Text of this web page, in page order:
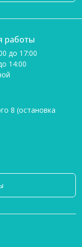
работы
до 17:00
14:00
8 (остановка